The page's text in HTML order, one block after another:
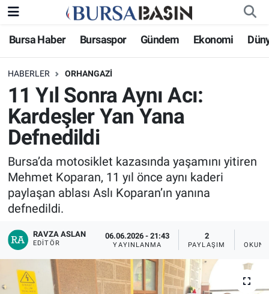
Bursa Haber Bursaspor Gündem Ekonomi
HABERLER ORHANGAZI
11 Yıl Sonra Aynı Acı:
Kardeşler Yan Yana
Defnedildi
Bursa’da motosiklet kazasında yaşamını yitiren
Mehmet Koparan, 11 yıl önce aynı kaderi
paylaşan ablası Aslı Koparan’ın yanına
defnedildi.
RAVZA ASLAN
EDITÖR
06.06.2026 - 21:43
YAYINLANMA
2
PAYLAŞIM
Bursa Haber
Genel
Politika
Bilim, Teknoloji
KÜLTÜR-SANAT
Yerel
Bursaspor
Gündem
Sağlık
Bursa Nöbetçi Eczaneler
Bursa Hava Durumu
Bursa Namaz Vakitleri
Bursa Trafik Yoğunluk Haritası
Süper Lig Puan Durumu ve Fikstür
Tüm Manşetler
Son Dakika Haberleri
Haber Arşivi